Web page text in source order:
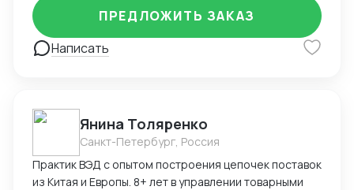
китайские посредники. ЗАВОЗ груза через Москву ,
Владивосток, Уссурийск.
Написать
ПРЕДЛОЖИТЬ ЗАКАЗ
Янина Толяренко
Санкт-Петербург, Россия
Практик ВЭД с опытом построения цепочек поставок
из Китая и Европы. 8+ лет в управлении товарными